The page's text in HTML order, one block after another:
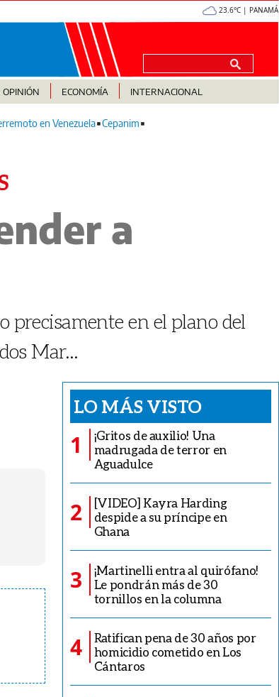
23.6°C | PANAMÁ
OPINIÓN ECONOMÍA INTERNACIONAL
en Venezuela Cepanim
a
precisamente en el plano del
Mar...
LO MÁS VISTO
1
¡Gritos de auxilio! Una
madrugada de terror en
Aguadulce
2
[VIDEO] Kayra Harding
despide a su príncipe en
Ghana
3
¡Martinelli entra al quirófano!
Le pondrán más de 30
tornillos en la columna
4
Ratifican pena de 30 años por
homicidio cometido en Los
Cántaros